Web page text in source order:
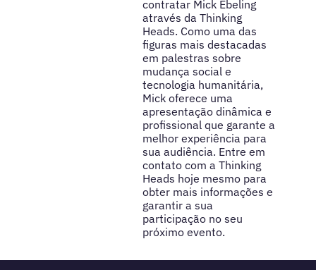
contratar Mick Ebeling
através da Thinking
Heads. Como uma das
figuras mais destacadas
em palestras sobre
mudança social e
tecnologia humanitária,
Mick oferece uma
apresentação dinâmica e
profissional que garante a
melhor experiência para
sua audiência. Entre em
contato com a Thinking
Heads hoje mesmo para
obter mais informações e
garantir a sua
participação no seu
próximo evento.